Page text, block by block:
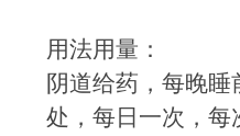
用法用量：
阴道给药，每晚
处，每日一次，